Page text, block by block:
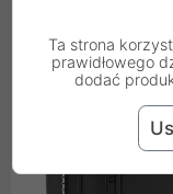
Ta strona
prawidłowego
dodać